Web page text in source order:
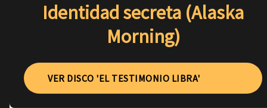
Identidad secreta (Alaska
Morning)
VER DISCO 'EL TESTIMONIO LIBRA'